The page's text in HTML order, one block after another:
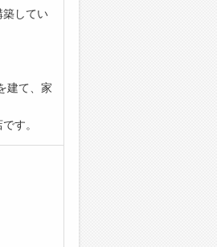
築してい
建て、家
す。